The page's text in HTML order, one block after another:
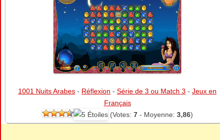
1001 Nuits Arabes - Réflexion - Série de 3 ou Match 3 - Jeux en
Français
(Votes: 7- Moyenne: 3,86)